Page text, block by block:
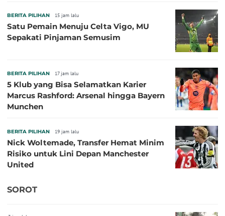
BERITA PILIHAN 15 jam lalu
Satu Pemain Menuju Celta Vigo, MU
Sepakati Pinjaman Semusim
BERITA PILIHAN 17 jam lalu
5 Klub yang Bisa Selamatkan Karier
Marcus Rashford: Arsenal hingga Bayern
Munchen
BERITA PILIHAN 19 jam lalu
Nick Woltemade, Transfer Hemat Minim
Risiko untuk Lini Depan Manchester
United
SOROT